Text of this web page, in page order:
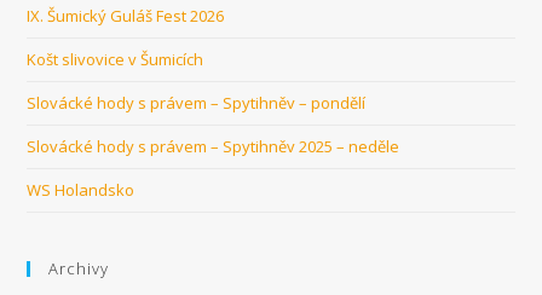
IX. Šumický Guláš Fest 2026
Košt slivovice v Šumicích
Slovácké hody s právem – Spytihněv – pondělí
Slovácké hody s právem – Spytihněv 2025 – neděle
WS Holandsko
Archivy